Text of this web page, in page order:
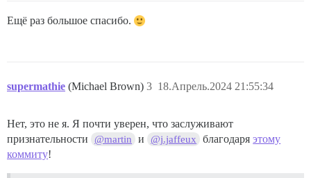
Ещё раз большое спасибо.
supermathie (Michael Brown) 18.Апрель.2024 21:55:34
3
Нет, это не я. Я почти уверен, что заслуживают
признательности
@martin и @j.jaffeux благодаряэтому
коммиту!